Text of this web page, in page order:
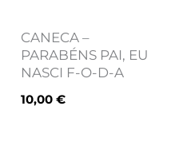
CANECA –
PARABÉNS PAI, EU
NASCI F-O-D-A
10,00 €